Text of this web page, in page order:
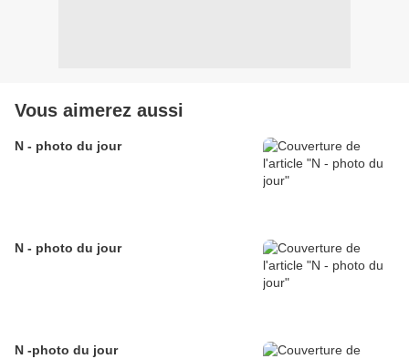
Vous aimerez aussi
N - photo du jour
N - photo du jour
N -photo du jour